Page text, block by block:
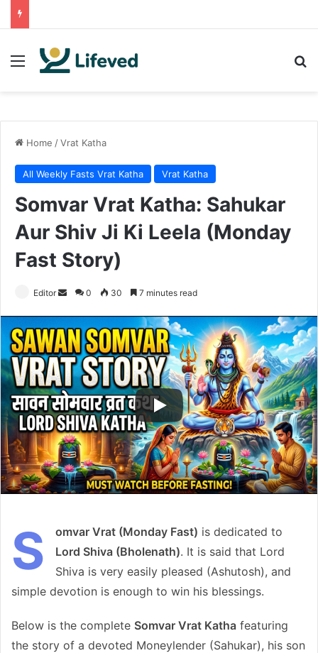
Menu
Home /Vrat Katha
All Weekly Fasts Vrat Katha Vrat Katha
Somvar Vrat Katha: Sahukar
Aur Shiv Ji Ki Leela (Monday
Fast Story)
Editor
Send
email
0 30 7 minutes read
S omvar Vrat (Monday Fast) is dedicated to
Lord Shiva (Bholenath). It is said that Lord
Shiva is very easily pleased (Ashutosh), and
simple devotion is enough to win his blessings.
Below is the complete Somvar Vrat Katha featuring
the story of a devoted Moneylender (Sahukar), his son